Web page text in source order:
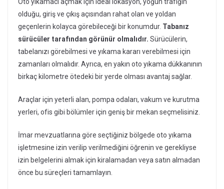
olduğu, giriş ve çıkış açısından rahat olan ve yoldan
geçenlerin kolayca görebileceği bir konumdur. Tabanız
sürücüler tarafından görünür olmalıdır. Sürücülerin,
tabelanızı görebilmesi ve yıkama kararı verebilmesi için
zamanları olmalıdır. Ayrıca, en yakın oto yıkama dükkanının
birkaç kilometre ötedeki bir yerde olması avantaj sağlar.
Araçlar için yeterli alan, pompa odaları, vakum ve kurutma
yerleri, ofis gibi bölümler için geniş bir mekan seçmelisiniz.
İmar mevzuatlarına göre seçtiğiniz bölgede oto yıkama
işletmesine izin verilip verilmediğini öğrenin ve gerekliyse
izin belgelerini almak için kiralamadan veya satın almadan
önce bu süreçleri tamamlayın.